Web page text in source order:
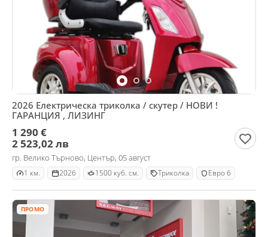
2026 Електрическа триколка / скутер / НОВИ !
ГАРАНЦИЯ , ЛИЗИНГ
1 290 €
2 523,02 лв
гр. Велико Търново, Център, 05 август
1 км. 2026 1500 куб. см. Триколка Евро 6
ПРОМО